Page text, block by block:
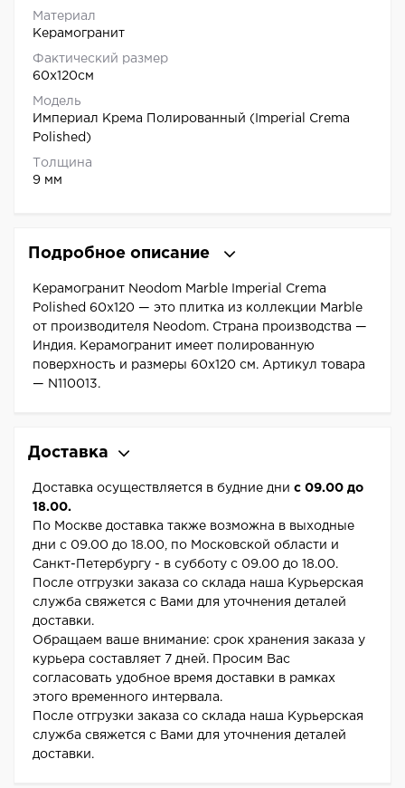
Материал
Керамогранит
Фактический размер
60x120см
Модель
Империал Крема Полированный (Imperial Crema
Polished)
Толщина
9 мм
Подробное описание
Керамогранит Neodom Marble Imperial Crema
Polished 60x120 — это плитка из коллекции Marble
от производителя Neodom. Страна производства —
Индия. Керамогранит имеет полированную
поверхность и размеры 60x120 см. Артикул товара
— N110013.
Доставка
Доставка осуществляется в будние дни с 09.00 до
18.00.
По Москве доставка также возможна в выходные
дни с 09.00 до 18.00, по Московской области и
Санкт-Петербургу - в субботу с 09.00 до 18.00.
После отгрузки заказа со склада наша Курьерская
служба свяжется с Вами для уточнения деталей
доставки.
Обращаем ваше внимание: срок хранения заказа у
курьера составляет 7 дней. Просим Вас
согласовать удобное время доставки в рамках
этого временного интервала.
После отгрузки заказа со склада наша Курьерская
служба свяжется с Вами для уточнения деталей
доставки.